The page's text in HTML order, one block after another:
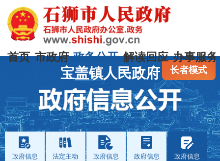
首页 市政府 政务公开 解读回应 办事服务
长者模式
宝盖镇人民政府
政府信息
法定主动
政府信息
政府信息
政府信息